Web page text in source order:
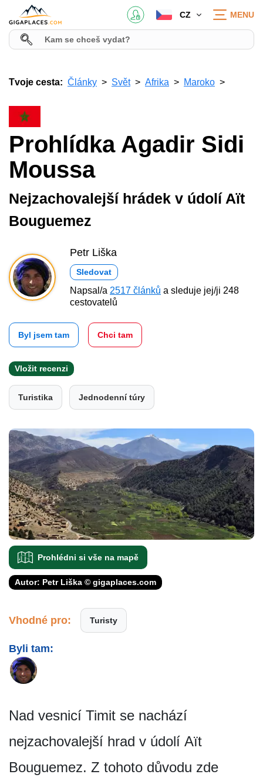
CZ MENU
Tvoje cesta: Články Svět Afrika Maroko
Prohlídka Agadir Sidi
Moussa
Nejzachovalejší hrádek v údolí Aït
Bouguemez
Petr Liška
Sledovat
Napsal/a 2517 článků a sleduje jej/ji 248
cestovatelů
Byl jsem tam Chci tam
Vložit recenzi
Turistika Jednodenní túry
Prohlédni si vše na mapě
Autor: Petr Liška © gigaplaces.com
Vhodné pro: Turisty
Byli tam:
Nad vesnicí Timit se nachází
nejzachovalejší hrad v údolí Aït
Bouguemez. Z tohoto důvodu zde